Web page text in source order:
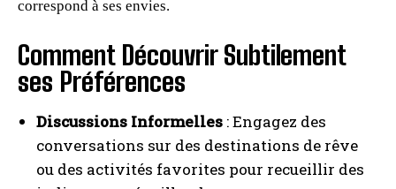
correspond à ses envies.
Comment Découvrir Subtilement
ses Préférences
Discussions Informelles : Engagez des
conversations sur des destinations de rêve
ou des activités favorites pour recueillir des